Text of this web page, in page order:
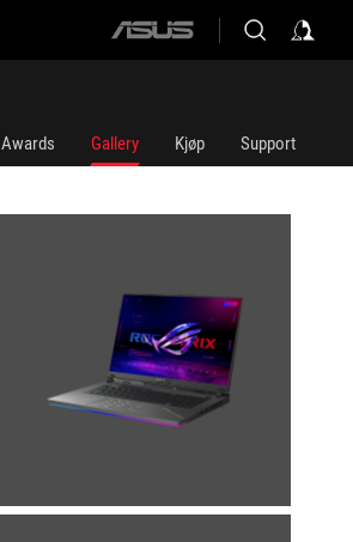
ASUS
Awards Gallery Kjøp Support